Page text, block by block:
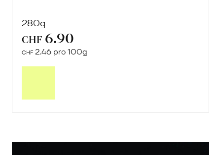
280g
CHF 6.90
CHF 2.46 pro 100g